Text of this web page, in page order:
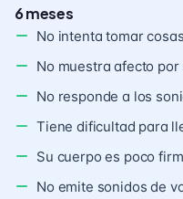
6 meses
No intenta tomar
No muestra afecto
No responde a los
Tiene dificultad para
Su cuerpo es poco
No emite sonidos de